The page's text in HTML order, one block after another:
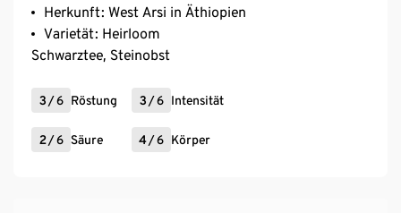
Herkunft: West Arsi in Äthiopien
Varietät: Heirloom
Schwarztee, Steinobst
3 /6 Röstung 3 /6 Intensität
2 /6 Säure 4/6 Körper